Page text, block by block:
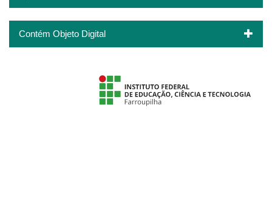
Contém Objeto Digital